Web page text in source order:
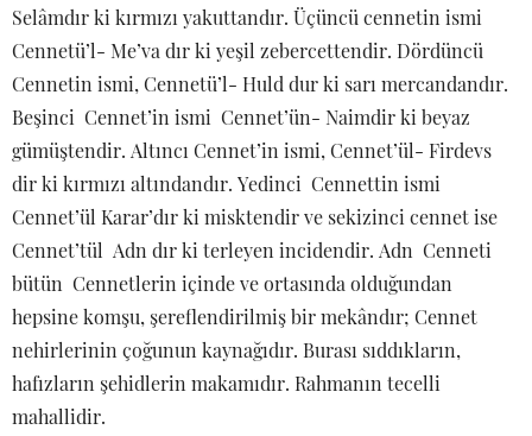
Selâmdır ki kırmızı yakuttandır. Üçüncü cennetin ismi
Cennetü’l- Me’va dır ki yeşil zebercettendir. Dördüncü
Cennetin ismi, Cennetü’l- Huld dur ki sarı mercandandır.
Beşinci Cennet’in ismi Cennet’ün- Naimdir ki beyaz
gümüştendir. Altıncı Cennet’in ismi, Cennet’ül- Firdevs
dir ki kırmızı altındandır. Yedinci Cennettin ismi
Cennet’ül Karar’dır ki misktendir ve sekizinci cennet ise
Cennet’tül Adn dır ki terleyen incidendir. Adn Cenneti
bütün Cennetlerin içinde ve ortasında olduğundan
hepsine komşu, şereflendirilmiş bir mekândır; Cennet
nehirlerinin çoğunun kaynağıdır. Burası sıddıkların,
hafızların şehidlerin makamıdır. Rahmanın tecelli
mahallidir.